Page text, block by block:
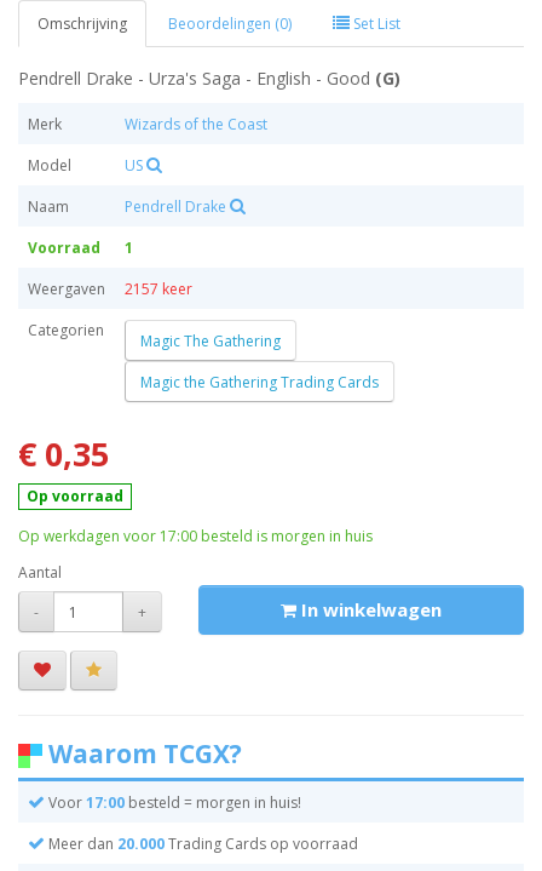
Omschrijving Beoordelingen (0) Set List
Pendrell Drake - Urza's Saga - English - Good (G)
Merk
Wizards of the Coast
Model
US
Naam
Pendrell Drake
Voorraad
1
Weergaven
2157 keer
Categorien
Magic The Gathering
Magic the Gathering Trading Cards
€ 0,35
Op voorraad
Op werkdagen voor 17:00 besteld is morgen in huis
Aantal
-
+ In winkelwagen
Waarom TCGX?
Voor17:00 besteld = morgen in huis!
Meer dan 20.000Trading Cards op voorraad